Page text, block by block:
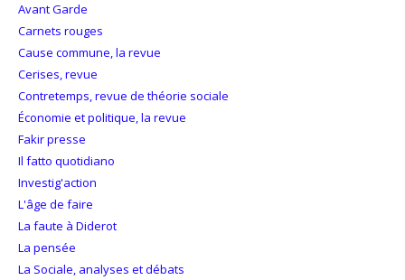
Avant Garde
Carnets rouges
Cause commune, la revue
Cerises, revue
Contretemps, revue de théorie sociale
Économie et politique, la revue
Fakir presse
Il fatto quotidiano
Investig'action
L'âge de faire
La faute à Diderot
La pensée
La Sociale, analyses et débats